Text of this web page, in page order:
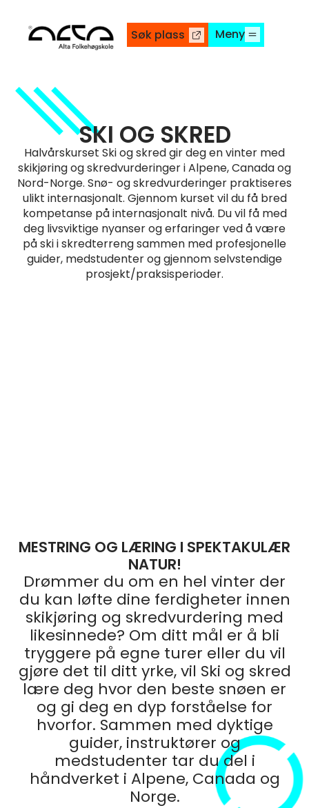
Søk plass Meny
SKI OG SKRED
Halvårskurset Ski og skred gir deg en vinter med
skikjøring og skredvurderinger i Alpene, Canada og
Nord-Norge. Snø- og skredvurderinger praktiseres
ulikt internasjonalt. Gjennom kurset vil du få bred
kompetanse på internasjonalt nivå. Du vil få med
deg livsviktige nyanser og erfaringer ved å være
på ski i skredterreng sammen med profesjonelle
guider, medstudenter og gjennom selvstendige
prosjekt/praksisperioder.
MESTRING OG LÆRING I SPEKTAKULÆR
NATUR!
Drømmer du om en hel vinter der
du kan løfte dine ferdigheter innen
skikjøring og skredvurdering med
likesinnede? Om ditt mål er å bli
tryggere på egne turer eller du vil
gjøre det til ditt yrke, vil Ski og skred
lære deg hvor den beste snøen er
og gi deg en dyp forståelse for
hvorfor. Sammen med dyktige
guider, instruktører og
medstudenter tar du del i
håndverket i Alpene, Canada og
Norge.